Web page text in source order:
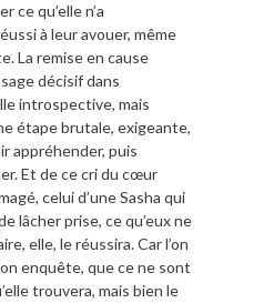
ce qu’elle n’a
à leur avouer, même
La remise en cause
décisif dans
introspective, mais
étape brutale, exigeante,
appréhender, puis
Et de ce cri du cœur
celui d’une Sasha qui
lâcher prise, ce qu’eux ne
elle, le réussira. Car l’on
enquête, que ce ne sont
trouvera, mais bien le